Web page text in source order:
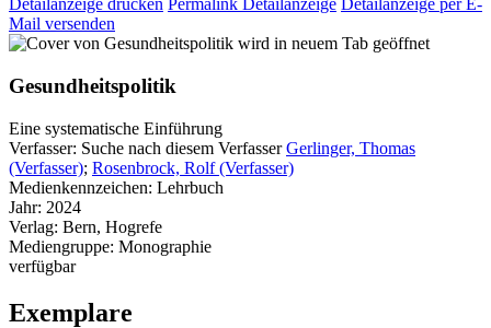
Detailanzeige drucken Permalink Detailanzeige Detailanzeige per E-
Mail versenden
wird in neuem Tab geöffnet
Gesundheitspolitik
Eine systematische Einführung
Verfasser: Suche nach diesem Verfasser Gerlinger, Thomas
(Verfasser); Rosenbrock, Rolf (Verfasser)
Medienkennzeichen: Lehrbuch
Jahr: 2024
Verlag: Bern, Hogrefe
Mediengruppe: Monographie
verfügbar
Exemplare